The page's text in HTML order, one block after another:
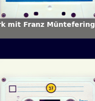
mit Franz Müntefering